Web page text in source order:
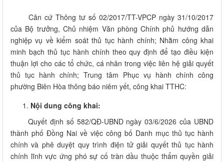
Căn cứ Thông tư số 02/2017/TT-VPCP ngày 31/10/2017
của Bộ trưởng, Chủ nhiệm Văn phòng Chính phủ hướng dẫn
nghiệp vụ về kiểm soát thủ tục hành chính; Nhằm công khai
minh bạch thủ tục hành chính theo quy định để tạo điều kiện
thuận lợi cho các tổ chức, cá nhân trong việc liên hệ giải quyết
thủ tục hành chính; Trung tâm Phục vụ hành chính công
phường Biên Hòa thông báo niêm yết, công khai TTHC:
Nội dung công khai:
Quyết định số 582/QĐ-UBND ngày 03/6/2026 của UBND
thành phố Đồng Nai về việc công bố Danh mục thủ tục hành
chính và phê duyệt quy trình điện tử giải quyết thủ tục hành
chính lĩnh vực ứng phó sự cố tràn dầu thuộc thẩm quyền giải